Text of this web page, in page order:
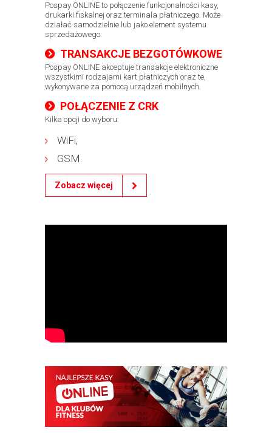
​Pospay ONLINE to połączenie funkcjonalności kasy,
drukarki fiskalnej oraz terminala płatniczego. Może
działać samodzielnie lub jako element systemu
sprzedażowego.
TRANSAKCJE BEZGOTÓWKOWE
Pospay ONLINE akceptuje transakcje elektroniczne
wszystkimi rodzajami kart płatniczych oraz te,
wykonywane za pomocą urządzeń mobilnych.
POŁĄCZENIE Z CRK
Kilka opcji do wyboru:
WiFi,
GSM.
Zobacz więcej